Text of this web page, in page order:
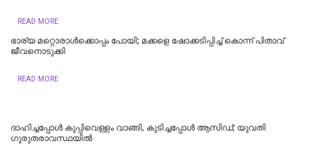
READ MORE
ഭാര്യ മറ്റൊരാൾക്കൊപ്പം പോയി; മക്കളെ ഷോക്കടിപ്പിച്ച് കൊന്ന് പിതാവ്
ജീവനൊടുക്കി
READ MORE
ദാഹിച്ചപ്പോള്‍ കുപ്പിവെള്ളം വാങ്ങി, കുടിച്ചപ്പോള്‍ ആസിഡ്; യുവതി
ഗുരുതരാവസ്ഥയില്‍